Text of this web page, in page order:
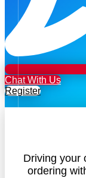
Chat With Us
Register
Driving your
ordering